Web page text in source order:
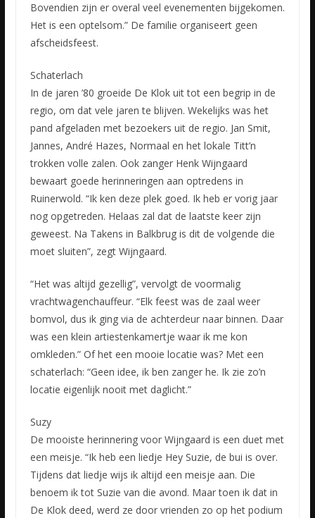
Bovendien zijn er overal veel evenementen bijgekomen.
Het is een optelsom.” De familie organiseert geen
afscheidsfeest.
Schaterlach
In de jaren ’80 groeide De Klok uit tot een begrip in de
regio, om dat vele jaren te blijven. Wekelijks was het
pand afgeladen met bezoekers uit de regio. Jan Smit,
Jannes, André Hazes, Normaal en het lokale Titt’n
trokken volle zalen. Ook zanger Henk Wijngaard
bewaart goede herinneringen aan optredens in
Ruinerwold. “Ik ken deze plek goed. Ik heb er vorig jaar
nog opgetreden. Helaas zal dat de laatste keer zijn
geweest. Na Takens in Balkbrug is dit de volgende die
moet sluiten”, zegt Wijngaard.
“Het was altijd gezellig”, vervolgt de voormalig
vrachtwagenchauffeur. “Elk feest was de zaal weer
bomvol, dus ik ging via de achterdeur naar binnen. Daar
was een klein artiestenkamertje waar ik me kon
omkleden.” Of het een mooie locatie was? Met een
schaterlach: “Geen idee, ik ben zanger he. Ik zie zo’n
locatie eigenlijk nooit met daglicht.”
Suzy
De mooiste herinnering voor Wijngaard is een duet met
een meisje. “Ik heb een liedje Hey Suzie, de bui is over.
Tijdens dat liedje wijs ik altijd een meisje aan. Die
benoem ik tot Suzie van die avond. Maar toen ik dat in
De Klok deed, werd ze door vrienden zo op het podium